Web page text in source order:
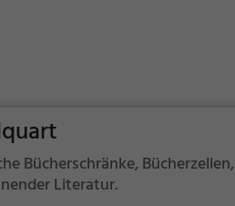
Bücherschränke, Bücherzellen,
Literatur.